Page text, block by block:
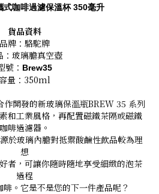
式咖啡過濾保溫杯 350毫升
貨品資料
品牌：駱駝牌
：玻璃膽真空壺
號： Brew35
量：350ml
作開發的新玻璃保溫瓶BREW 35 系列
和工業風格，再配置磁鐵茶隔或磁鐵
咖啡過濾器。
於玻璃內膽對抵禦酸鹼性飲品較為理
想
者，可讓你隨時隨地享受細緻的泡茶
過程
。它是不是您的下一件產品呢？